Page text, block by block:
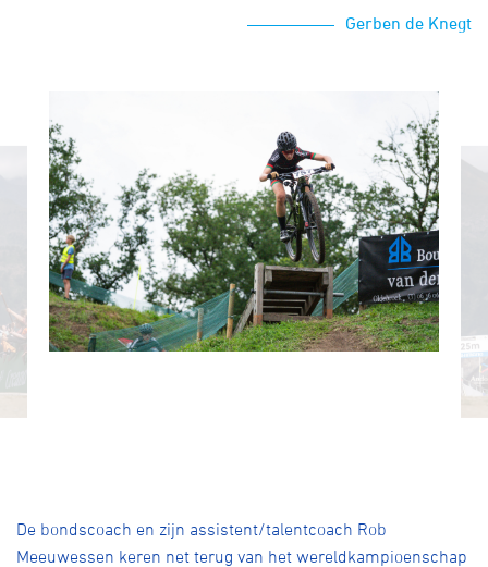
Gerben de Knegt
De bondscoach en zijn assistent/talentcoach Rob
Meeuwessen keren net terug van het wereldkampioenschap